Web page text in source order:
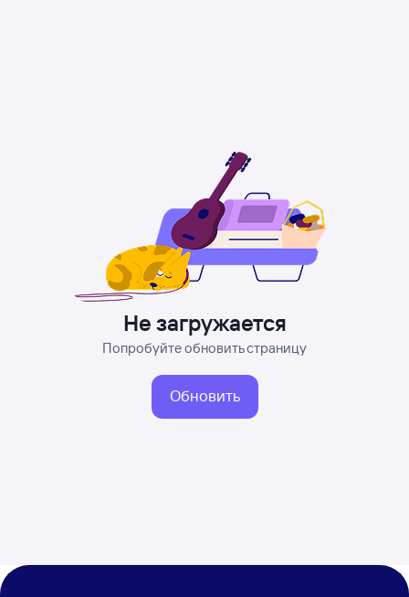
Не загружается
Попробуйте обновить страницу
Обновить